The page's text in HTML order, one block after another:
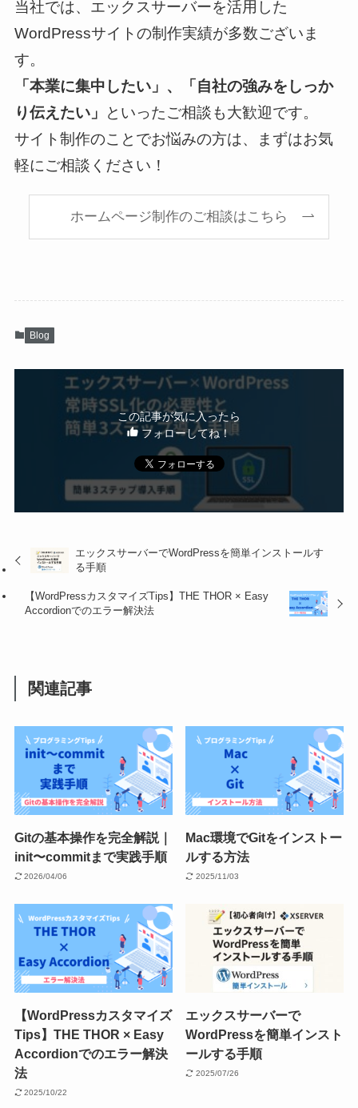
当社では、エックスサーバーを活用した
WordPressサイトの制作実績が多数ございま
す。
「本業に集中したい」、「自社の強みをしっか
り伝えたい」
といったご相談も大歓迎です。
サイト制作のことでお悩みの方は、まずはお気
軽にご相談ください！
ホームページ制作のご相談はこちら
Blog
この記事が気に入ったら
フォローしてね！
エックスサーバーでWordPressを簡単インストールす
る手順
【WordPressカスタマイズTips】THE THOR × Easy
Accordionでのエラー解決法
関連記事
Gitの基本操作を完全解説｜
init〜commitまで実践手順
2026/04/06
Mac環境でGitをインストー
ルする方法
2025/11/03
【WordPressカスタマイズ
Tips】THE THOR × Easy
Accordionでのエラー解決
法
2025/10/22
エックスサーバーで
WordPressを簡単インスト
ールする手順
2025/07/26